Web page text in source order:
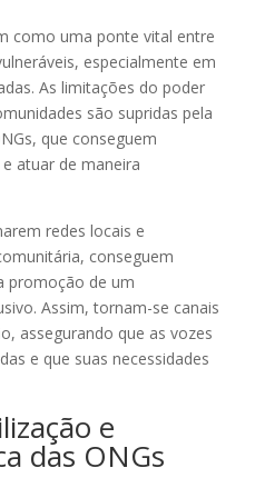
como uma ponte vital entre
especialmente em
As limitações do poder
são supridas pela
que conseguem
atuar de maneira
redes locais e
conseguem
promoção de um
Assim, tornam-se canais
assegurando que as vozes
e que suas necessidades
e
das ONGs